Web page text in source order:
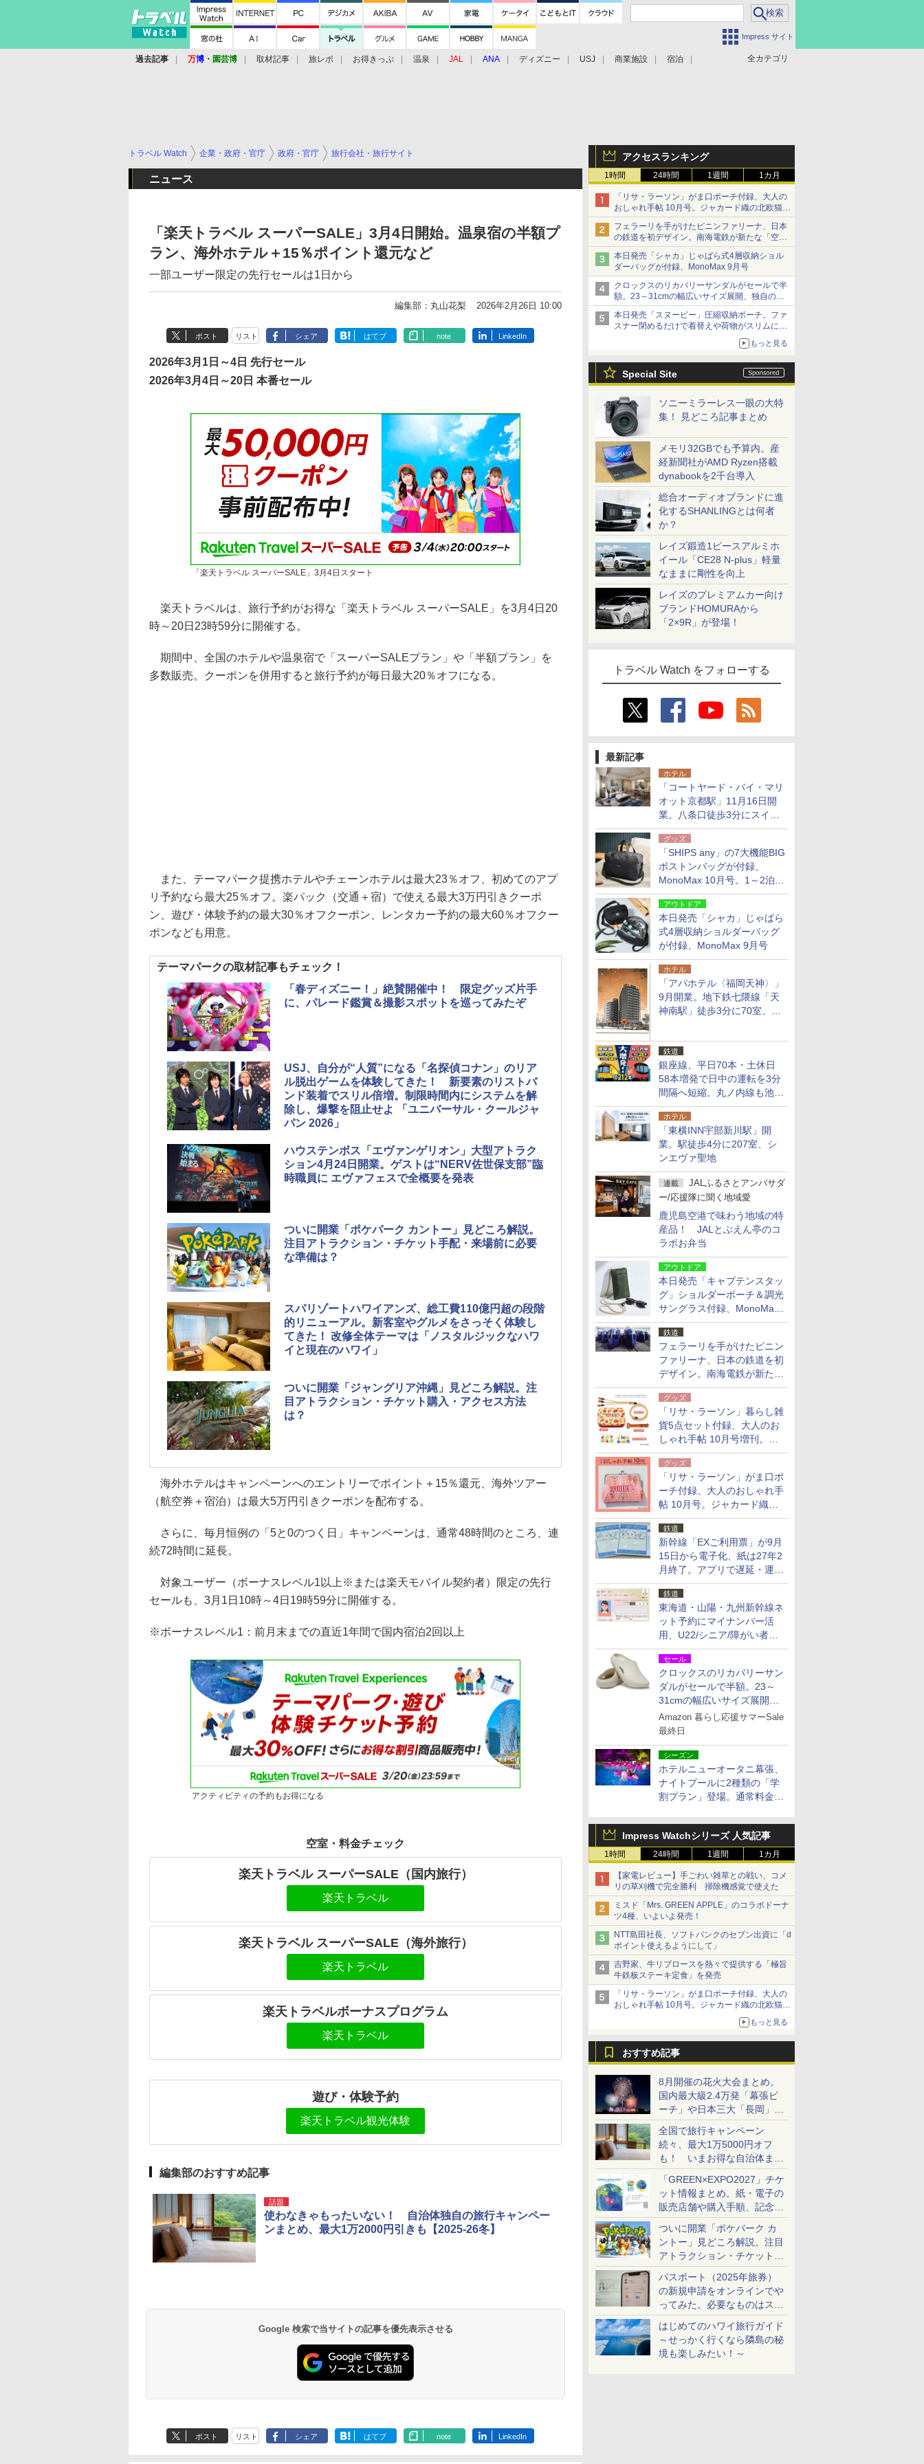
Impress サイト
全カテゴリ
過去記事 万博 ・ 園芸博 取材記事 旅レポ お得きっぷ 温泉 JAL ANA ディズニー USJ 商業施設 宿泊
アクセスランキング
1時間 24時間 1週間 1カ月
「リサ・ラーソン」がま口ポーチ付録、大人の
おしゃれ手帖 10月号。ジャカード織の北欧猫デ
ザイン
フェラーリを手がけたピニンファリーナ、日本
の鉄道を初デザイン。南海電鉄が新たな「空港
特急」をなにわ筋線へ導入
本日発売「シャカ」じゃばら式4層収納ショル
ダーバッグが付録、MonoMax 9月号
クロックスのリカバリーサンダルがセールで半
額。23～31cmの幅広いサイズ展開、独自のク
ッション素材を採用
本日発売「スヌーピー」圧縮収納ポーチ。ファ
スナー閉めるだけで着替えや荷物がスリムにま
もっと見る
Special Site
ソニーミラーレス一眼の大特
集！ 見どころ記事まとめ
メモリ32GBでも予算内。産
経新聞社がAMD Ryzen搭載
dynabookを2千台導入
総合オーディオブランドに進
化するSHANLINGとは何者
か？
レイズ鍛造1ピースアルミホ
イール「CE28 N-plus」軽量
なままに剛性を向上
レイズのプレミアムカー向け
ブランドHOMURAから
「2×9R」が登場！
トラベル Watch をフォローする
最新記事
ホテル
「コートヤード・バイ・マリ
オット京都駅」11月16日開
業。八条口徒歩3分にスイー
ト含む全270室、ダイニング
も併設
グッズ
「SHIPS any」の7大機能BIG
ボストンバッグが付録、
MonoMax 10月号。1～2泊の
荷物、キャリーオンも可能
アウトドア
本日発売「シャカ」じゃばら
式4層収納ショルダーバッグ
が付録、MonoMax 9月号
ホテル
「アパホテル〈福岡天神〉」
9月開業。地下鉄七隈線「天
神南駅」徒歩3分に70室、エ
鉄道
銀座線、平日70本・土休日
58本増発で日中の運転を3分
間隔へ短縮。丸ノ内線も池袋
～中野坂上を4分間隔に
ホテル
「東横INN宇部新川駅」開
業。駅徒歩4分に207室、シ
ンエヴァ聖地
連載
JALふるさとアンバサダ
ー/応援隊に聞く地域愛
鹿児島空港で味わう地域の特
産品！ JALとぶえん亭のコ
ラボお弁当
アウトドア
本日発売「キャプテンスタッ
グ」ショルダーポーチ＆調光
サングラス付録、MonoMax
9月号増刊
鉄道
フェラーリを手がけたピニン
ファリーナ、日本の鉄道を初
デザイン。南海電鉄が新たな
「空港特急」をなにわ筋線へ
導入
グッズ
「リサ・ラーソン」暮らし雑
貨5点セット付録、大人のお
しゃれ手帖 10月号増刊。
USBケーブルや缶ケースなど
グッズ
「リサ・ラーソン」がま口ポ
ーチ付録、大人のおしゃれ手
帖 10月号。ジャカード織の
北欧猫デザイン
鉄道
新幹線「EXご利用票」が9月
15日から電子化、紙は27年2
月終了。アプリで遅延・運休
も確認可能に
鉄道
東海道・山陽・九州新幹線ネ
ット予約にマイナンバー活
用、U22/シニア/障がい者割
を9月15日から発売
セール
クロックスのリカバリーサン
ダルがセールで半額。23～
31cmの幅広いサイズ展開、
独自のクッション素材を採用
Amazon 暮らし応援サマーSale
最終日
シーズン
ホテルニューオータニ幕張、
ナイトプールに2種類の「学
割プラン」登場。通常料金の
Impress Watchシリーズ 人気記事
1時間 24時間 1週間 1カ月
【家電レビュー】手ごわい雑草との戦い、コメ
リの草刈機で完全勝利 掃除機感覚で使えた
ミスド「Mrs. GREEN APPLE」のコラボドーナ
ツ4種、いよいよ発売！
NTT島田社長、ソフトバンクのセブン出資に「d
ポイント使えるようにして」
吉野家、牛リブロースを熱々で提供する「極旨
牛鉄板ステーキ定食」を発売
「リサ・ラーソン」がま口ポーチ付録、大人の
おしゃれ手帖 10月号。ジャカード織の北欧猫デ
もっと見る
おすすめ記事
8月開催の花火大会まとめ。
国内最大級2.4万発「幕張ビ
ーチ」や日本三大「長岡」な
ど大型イベント目白押し！
全国で旅行キャンペーン
続々、最大1万5000円オフ
も！ いまお得な自治体まと
め
「GREEN×EXPO2027」チケ
ット情報まとめ。紙・電子の
販売店舗や購入手順、記念チ
ケットも解説
ついに開業「ポケパーク カ
ントー」見どころ解説。注目
アトラクション・チケット手
配・来場前に必要な準備は？
パスポート（2025年旅券）
の新規申請をオンラインでや
ってみた。必要なものはスマ
ホとマイナカードのみ
はじめてのハワイ旅行ガイド
～せっかく行くなら隣島の秘
境も楽しみたい！～
トラベル Watch 企業・政府・官庁 政府・官庁 旅行会社・旅行サイト
ニュース
「楽天トラベル スーパーSALE」3月4日開始。温泉宿の半額プ
ラン、海外ホテル＋15％ポイント還元など
一部ユーザー限定の先行セールは1日から
編集部：丸山花梨 2026年2月26日 10:00
ポスト リスト シェア はてブ note LinkedIn
2026年3月1日～4日 先行セール
2026年3月4日～20日 本番セール
「楽天トラベル スーパーSALE」3月4日スタート
楽天トラベルは、旅行予約がお得な「楽天トラベル スーパーSALE」を3月4日20
時～20日23時59分に開催する。
期間中、全国のホテルや温泉宿で「スーパーSALEプラン」や「半額プラン」を
多数販売。クーポンを併用すると旅行予約が毎日最大20％オフになる。
また、テーマパーク提携ホテルやチェーンホテルは最大23％オフ、初めてのアプ
リ予約なら最大25％オフ。楽パック（交通＋宿）で使える最大3万円引きクーポ
ン、遊び・体験予約の最大30％オフクーポン、レンタカー予約の最大60％オフクー
ポンなども用意。
テーマパークの取材記事もチェック！
「春ディズニー！」絶賛開催中！ 限定グッズ片手
に、パレード鑑賞＆撮影スポットを巡ってみたぞ
USJ、自分が“人質”になる「名探偵コナン」のリア
ル脱出ゲームを体験してきた！ 新要素のリストバ
ンド装着でスリル倍増。制限時間内にシステムを解
除し、爆撃を阻止せよ 「ユニバーサル・クールジャ
パン 2026」
ハウステンボス「エヴァンゲリオン」大型アトラク
ション4月24日開業。ゲストは“NERV佐世保支部”臨
時職員に エヴァフェスで全概要を発表
ついに開業「ポケパーク カントー」見どころ解説。
注目アトラクション・チケット手配・来場前に必要
な準備は？
スパリゾートハワイアンズ、総工費110億円超の段階
的リニューアル。新客室やグルメをさっそく体験し
てきた！ 改修全体テーマは「ノスタルジックなハワ
イと現在のハワイ」
ついに開業「ジャングリア沖縄」見どころ解説。注
目アトラクション・チケット購入・アクセス方法
は？
海外ホテルはキャンペーンへのエントリーでポイント＋15％還元、海外ツアー
（航空券＋宿泊）は最大5万円引きクーポンを配布する。
さらに、毎月恒例の「5と0のつく日」キャンペーンは、通常48時間のところ、連
続72時間に延長。
対象ユーザー（ボーナスレベル1以上※または楽天モバイル契約者）限定の先行
セールも、3月1日10時～4日19時59分に開催する。
※ボーナスレベル1：前月末までの直近1年間で国内宿泊2回以上
アクティビティの予約もお得になる
空室・料金チェック
楽天トラベル スーパーSALE（国内旅行）
楽天トラベル
楽天トラベル スーパーSALE（海外旅行）
楽天トラベル
楽天トラベルボーナスプログラム
楽天トラベル
遊び・体験予約
楽天トラベル観光体験
編集部のおすすめ記事
話題
使わなきゃもったいない！ 自治体独自の旅行キャンペー
ンまとめ、最大1万2000円引きも【2025-26冬】
Google 検索で当サイトの記事を優先表示させる
ポスト リスト シェア はてブ note LinkedIn